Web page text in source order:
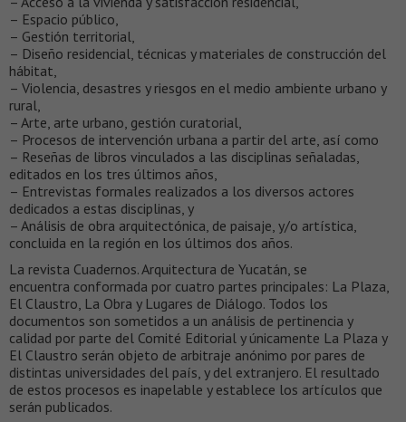
– Espacio público,
– Gestión territorial,
– Diseño residencial, técnicas y materiales de construcción del
hábitat,
– Violencia, desastres y riesgos en el medio ambiente urbano y
rural,
– Arte, arte urbano, gestión curatorial,
– Procesos de intervención urbana a partir del arte, así como
– Reseñas de libros vinculados a las disciplinas señaladas,
editados en los tres últimos años,
– Entrevistas formales realizados a los diversos actores
dedicados a estas disciplinas, y
– Análisis de obra arquitectónica, de paisaje, y/o artística,
concluida en la región en los últimos dos años.
La revista Cuadernos. Arquitectura de Yucatán, se
encuentra conformada por cuatro partes principales: La Plaza,
El Claustro, La Obra y Lugares de Diálogo. Todos los
documentos son sometidos a un análisis de pertinencia y
calidad por parte del Comité Editorial y únicamente La Plaza y
El Claustro serán objeto de arbitraje anónimo por pares de
distintas universidades del país, y del extranjero. El resultado
de estos procesos es inapelable y establece los artículos que
serán publicados.